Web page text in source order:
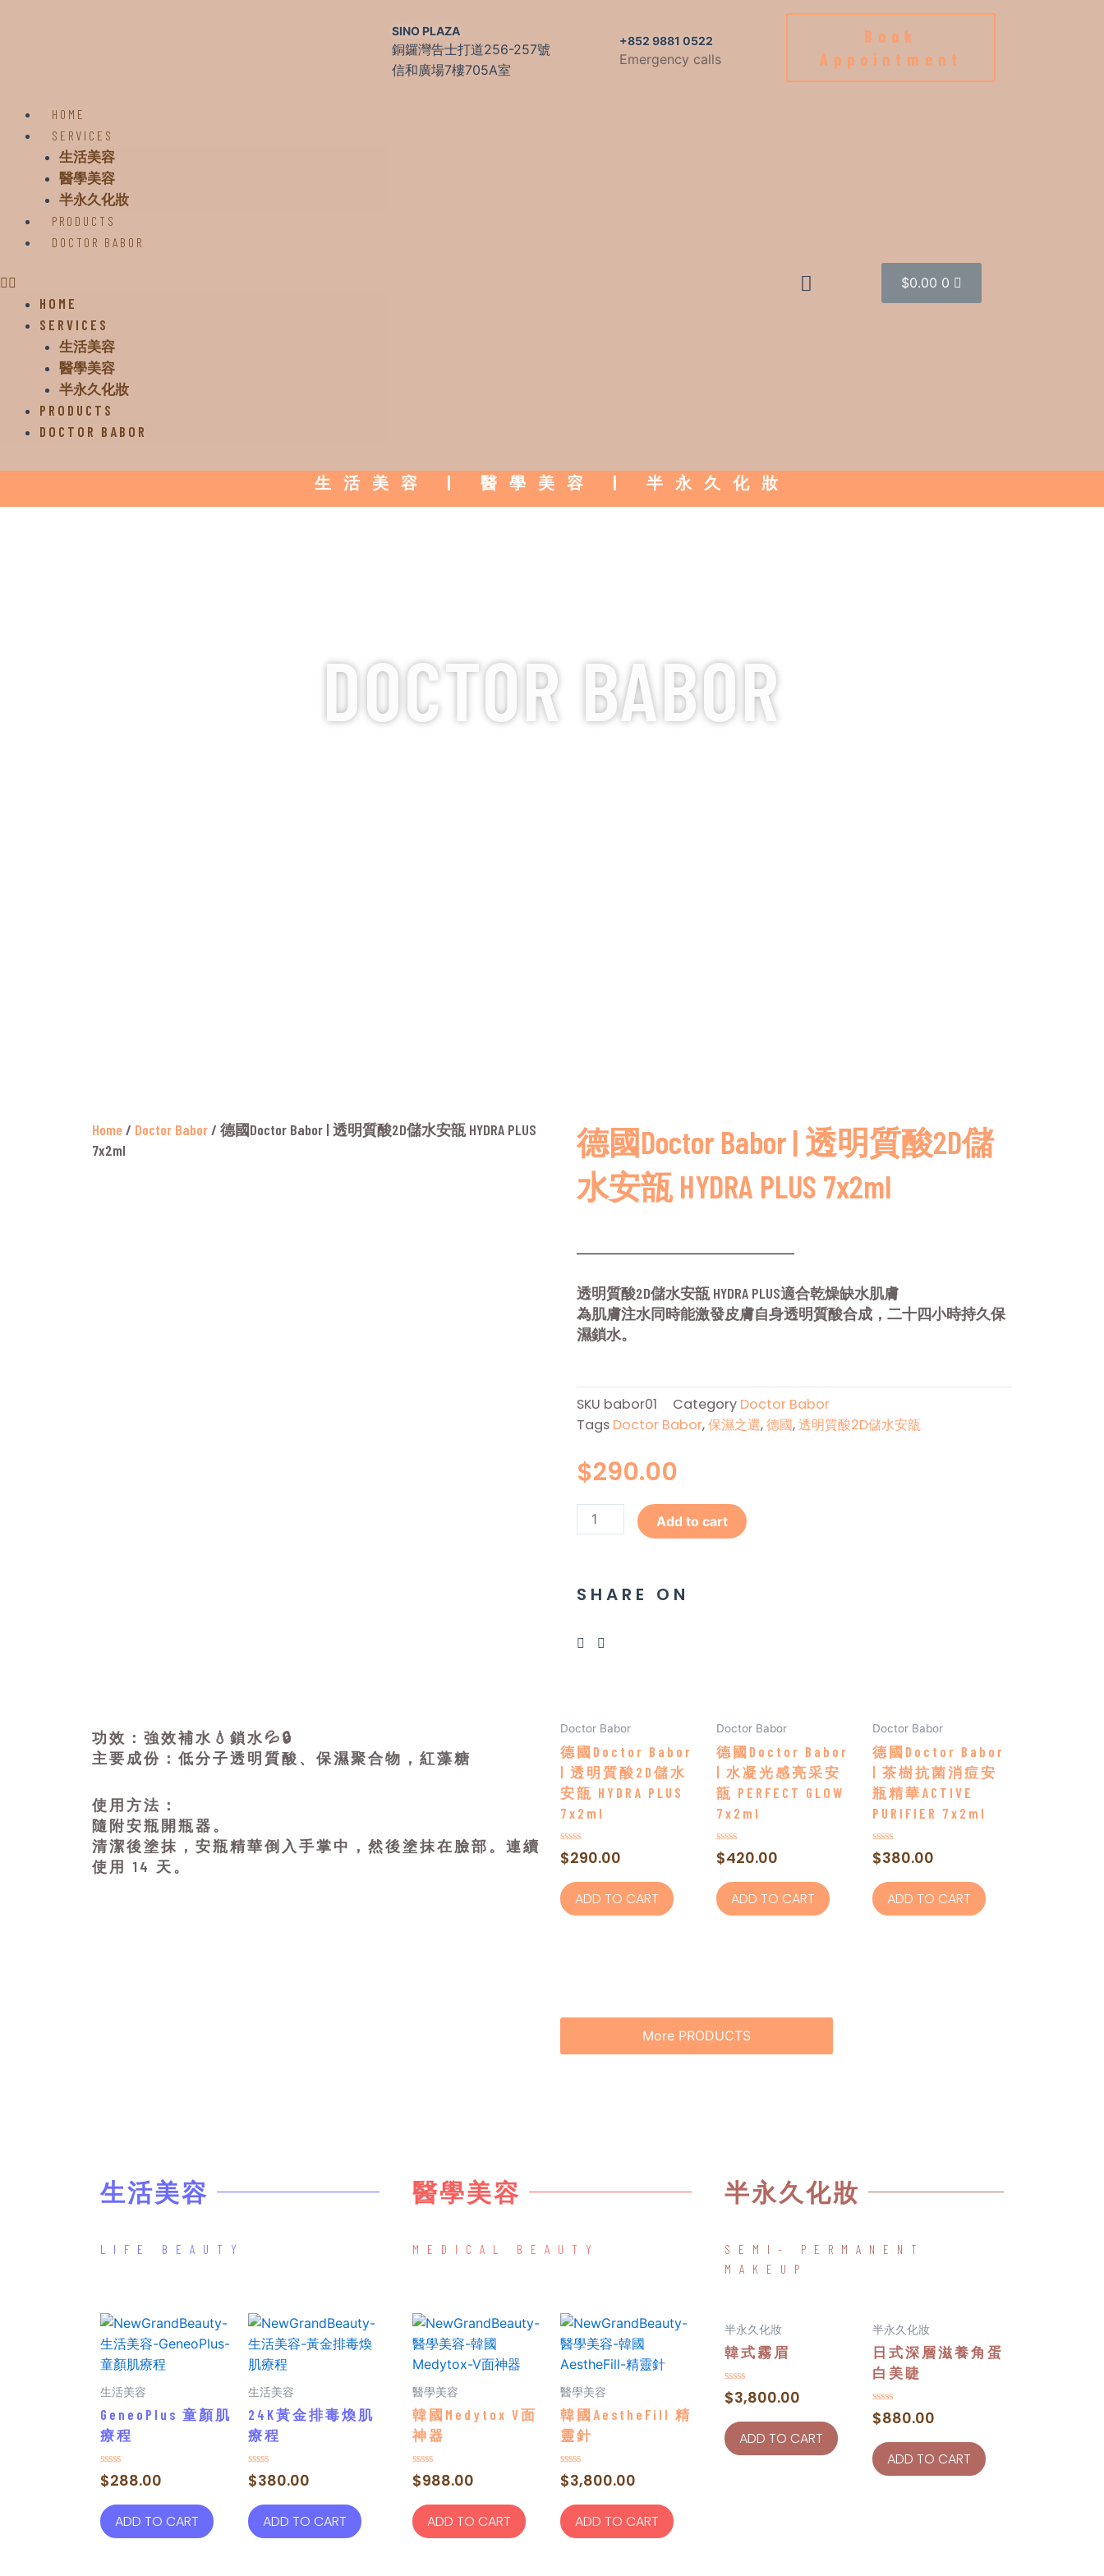
SINO PLAZA
銅鑼灣告士打道256-257號
信和廣場7樓705A室
+852 9881 0522
Emergency calls
Book
Appointment
HOME
SERVICES
生活美容
醫學美容
半永久化妝
PRODUCTS
DOCTOR BABOR
HOME
SERVICES
生活美容
醫學美容
半永久化妝
PRODUCTS
DOCTOR BABOR
$0.00 0
生活美容 | 醫學美容 | 半永久化妝
DOCTOR BABOR
Home / Doctor Babor/ 德國Doctor Babor | 透明質酸2D儲水安瓿 HYDRA PLUS
7x2ml
德國Doctor Babor | 透明質酸2D儲
水安瓿 HYDRA PLUS 7x2ml
透明質酸2D儲水安瓿 HYDRA PLUS適合乾燥缺水肌膚
為肌膚注水同時能激發皮膚自身透明質酸合成，二十四小時持久保
濕鎖水。
SKU babor01 Category Doctor Babor
Tags Doctor Babor,保濕之選,德國,透明質酸2D儲水安瓿
$290.00
Add to cart
SHARE ON
功效：強效補水💧鎖水💦🔒
主要成份：低分子透明質酸、保濕聚合物，紅藻糖
使用方法：
隨附安瓶開瓶器。
清潔後塗抹，安瓶精華倒入手掌中，然後塗抹在臉部。連續
使用 14 天。
Doctor Babor
德國Doctor Babor
| 透明質酸2D儲水
安瓿 HYDRA PLUS
7x2ml
Rated
0
of
5
$290.00
ADD TO CART
Doctor Babor
德國Doctor Babor
| 水凝光感亮采安
瓿 PERFECT GLOW
7x2ml
Rated
0
of
5
$420.00
ADD TO CART
Doctor Babor
德國Doctor Babor
| 茶樹抗菌消痘安
瓶精華ACTIVE
PURIFIER 7x2ml
Rated
0
of
5
$380.00
ADD TO CART
More PRODUCTS
生活美容
LIFE BEAUTY
生活美容
GeneoPlus 童顏肌
療程
Rated
0
of
5
$288.00
ADD TO CART
生活美容
24K黃金排毒煥肌
療程
Rated
0
of
5
$380.00
ADD TO CART
醫學美容
MEDICAL BEAUTY
醫學美容
韓國Medytox V面
神器
Rated
0
of
5
$988.00
ADD TO CART
醫學美容
韓國AestheFill 精
靈針
Rated
0
of
5
$3,800.00
ADD TO CART
半永久化妝
SEMI- PERMANENT
MAKEUP
半永久化妝
韓式霧眉
Rated
0
of
5
$3,800.00
ADD TO CART
半永久化妝
日式深層滋養角蛋
白美睫
Rated
0
of
5
$880.00
ADD TO CART